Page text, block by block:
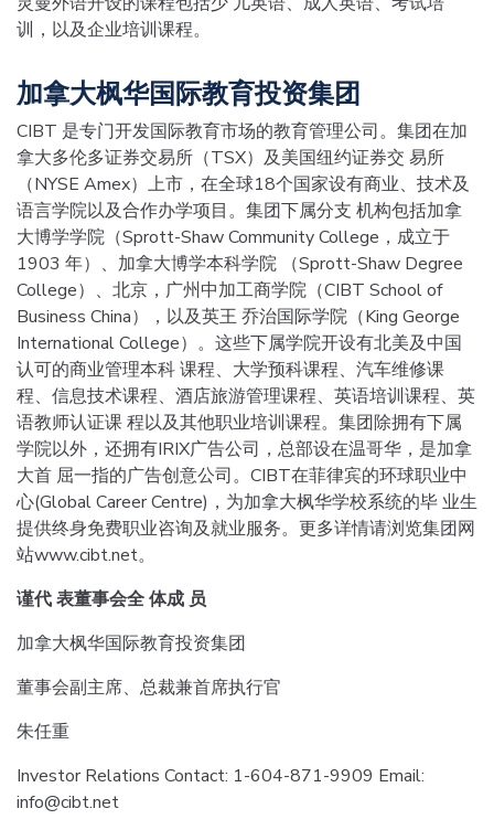
训，以及企业培训课程。
加拿大枫华国际教育投资集团
CIBT 是专门开发国际教育市场的教育管理公司。集团在加
拿大多伦多证券交易所（TSX）及美国纽约证券交 易所
（NYSE Amex）上市，在全球18个国家设有商业、技术及
语言学院以及合作办学项目。集团下属分支 机构包括加拿
大博学学院（Sprott-Shaw Community College，成立于
1903 年）、加拿大博学本科学院 （Sprott-Shaw Degree
College）、北京，广州中加工商学院（CIBT School of
Business China），以及英王 乔治国际学院（King George
International College）。这些下属学院开设有北美及中国
认可的商业管理本科 课程、大学预科课程、汽车维修课
程、信息技术课程、酒店旅游管理课程、英语培训课程、英
语教师认证课 程以及其他职业培训课程。集团除拥有下属
学院以外，还拥有IRIX广告公司，总部设在温哥华，是加拿
大首 屈一指的广告创意公司。CIBT在菲律宾的环球职业中
心(Global Career Centre)，为加拿大枫华学校系统的毕 业生
提供终身免费职业咨询及就业服务。更多详情请浏览集团网
站www.cibt.net。
谨代 表董事会全 体成 员
加拿大枫华国际教育投资集团
董事会副主席、总裁兼首席执行官
朱任重
Investor Relations Contact: 1-604-871-9909 Email:
info@cibt.net